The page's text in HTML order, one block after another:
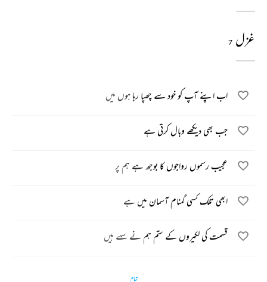
غزل 7
اب اپنے آپ کو خود سے چھپا رہا ہوں میں
جب بھی دیکھے وبال کرتی ہے
عجیب رسموں رواجوں کا بوجھ ہے ہم پر
ابھی تلک کسی گمنام آسمان میں ہے
قسمت کی لکیروں کے ستم ہم نے سہے ہیں
تمام